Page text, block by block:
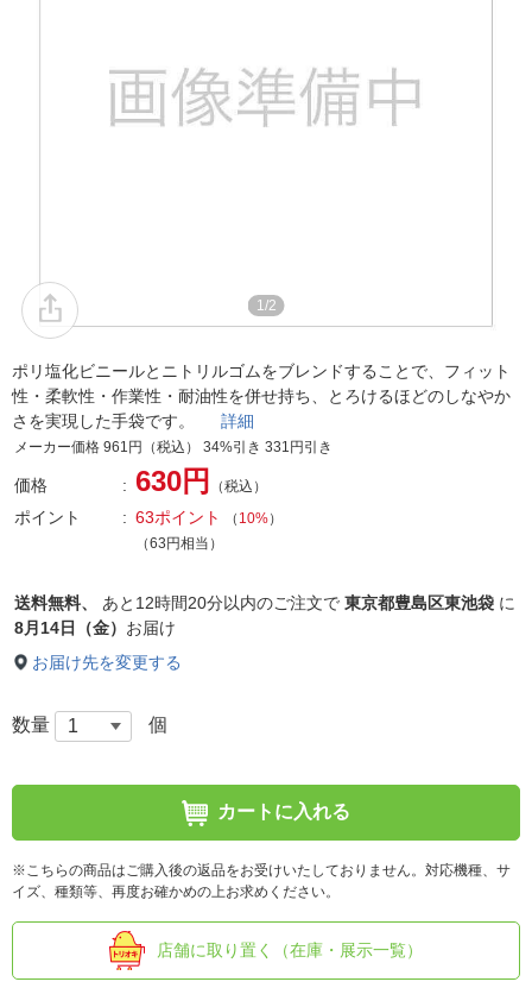
1/2
ポリ塩化ビニールとニトリルゴムをブレンドすることで、フィット
性・柔軟性・作業性・耐油性を併せ持ち、とろけるほどのしなやか
さを実現した手袋です。 詳細
メーカー価格 961円（税込） 34%引き 331円引き
価格 630円 （税込）
ポイント 63ポイント （ 10%）
（63円相当）
送料無料、 あと 12時間20分以内のご注文で 東京都豊島区東池袋 に
8月14日（金） お届け
お届け先を変更する
数量 個
カートに入れる
※こちらの商品はご購入後の返品をお受けいたしておりません。対応機種、サ
イズ、種類等、再度お確かめの上お求めください。
店舗に取り置く（在庫・展示一覧）